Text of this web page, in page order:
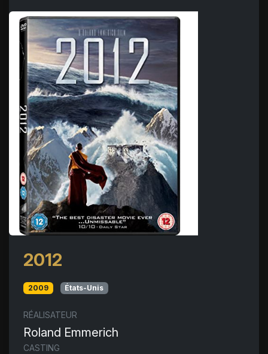
2012
2009 États-Unis
RÉALISATEUR
Roland Emmerich
CASTING